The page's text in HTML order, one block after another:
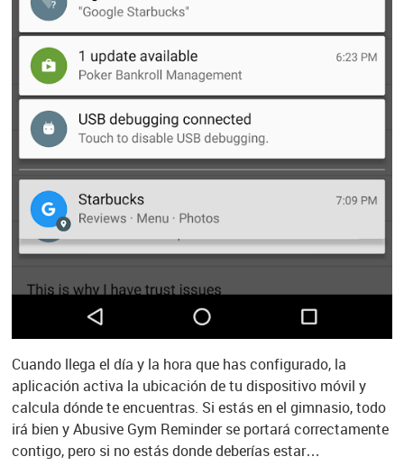
Cuando llega el día y la hora que has configurado, la
aplicación activa la ubicación de tu dispositivo móvil y
calcula dónde te encuentras. Si estás en el gimnasio, todo
irá bien y Abusive Gym Reminder se portará correctamente
contigo, pero si no estás donde deberías estar…